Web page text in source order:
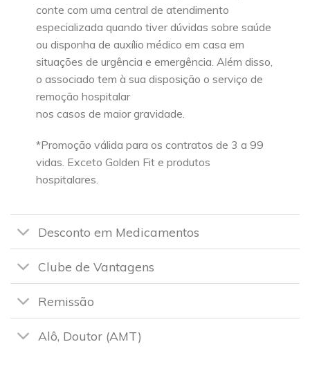
conte com uma central de atendimento
especializada quando tiver dúvidas sobre saúde
ou disponha de auxílio médico em casa em
situações de urgência e emergência. Além disso,
o associado tem à sua disposição o serviço de
remoção hospitalar
nos casos de maior gravidade.
*Promoção válida para os contratos de 3 a 99
vidas. Exceto Golden Fit e produtos
hospitalares.
Desconto em Medicamentos
Clube de Vantagens
Remissão
Alô, Doutor (AMT)